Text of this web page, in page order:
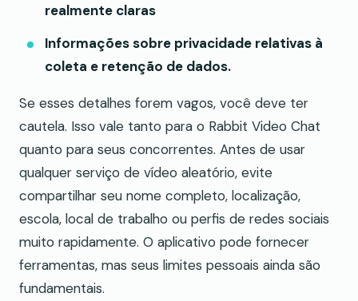
realmente claras
Informações sobre privacidade relativas à
coleta e retenção de dados.
Se esses detalhes forem vagos, você deve ter
cautela. Isso vale tanto para o Rabbit Video Chat
quanto para seus concorrentes. Antes de usar
qualquer serviço de vídeo aleatório, evite
compartilhar seu nome completo, localização,
escola, local de trabalho ou perfis de redes sociais
muito rapidamente. O aplicativo pode fornecer
ferramentas, mas seus limites pessoais ainda são
fundamentais.